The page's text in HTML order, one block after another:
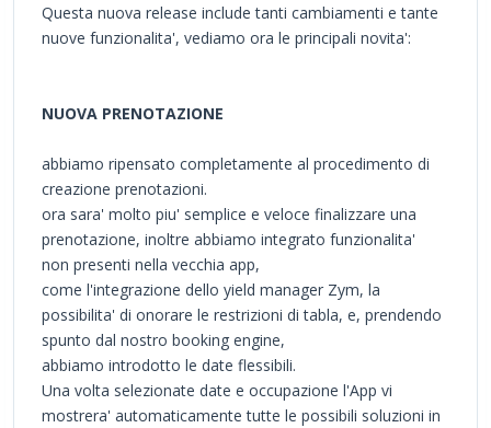
Questa nuova release include tanti cambiamenti e tante
nuove funzionalita', vediamo ora le principali novita':
NUOVA PRENOTAZIONE
abbiamo ripensato completamente al procedimento di
creazione prenotazioni.
ora sara' molto piu' semplice e veloce finalizzare una
prenotazione, inoltre abbiamo integrato funzionalita'
non presenti nella vecchia app,
come l'integrazione dello yield manager Zym, la
possibilita' di onorare le restrizioni di tabla, e, prendendo
spunto dal nostro booking engine,
abbiamo introdotto le date flessibili.
Una volta selezionate date e occupazione l'App vi
mostrera' automaticamente tutte le possibili soluzioni in